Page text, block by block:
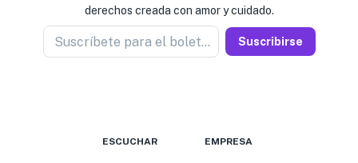
derechos creada con amor y cuidado.
Suscríbete para el boletín Suscribirse
ESCUCHAR EMPRESA